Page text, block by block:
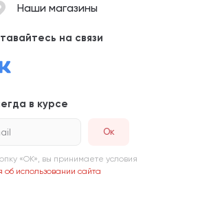
Наши магазины
на связи
в курсе
«ОК», вы принимаете условия
использовании сайта